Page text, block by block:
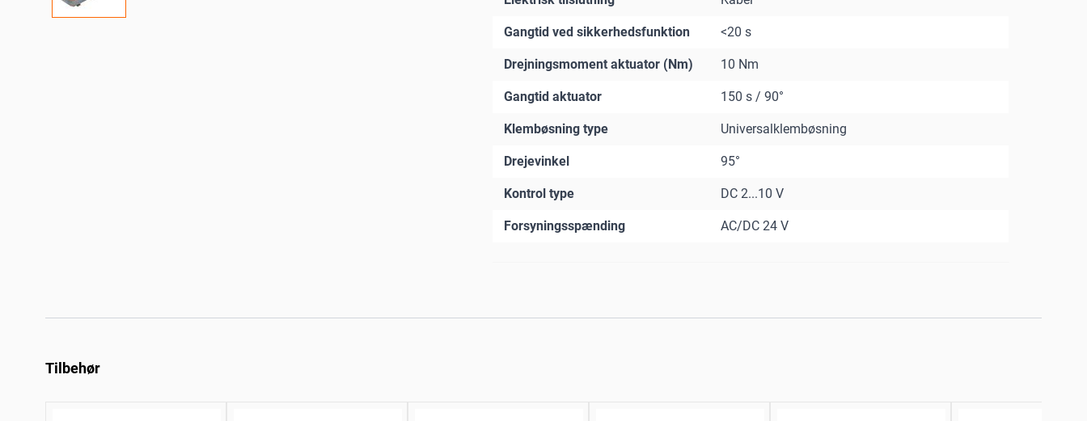
Gangtid ved sikkerhedsfunktion <20 s
Drejningsmoment aktuator (Nm) 10 Nm
Gangtid aktuator 150 s / 90°
Klembøsning type Universalklembøsning
Drejevinkel 95°
Kontrol type DC 2...10 V
Forsyningsspænding AC/DC 24 V
Tilbehør